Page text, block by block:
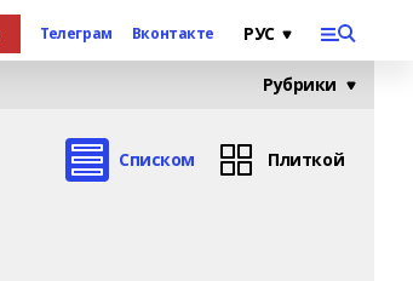
Телеграм Вконтакте
Рубрики
Списком Плиткой